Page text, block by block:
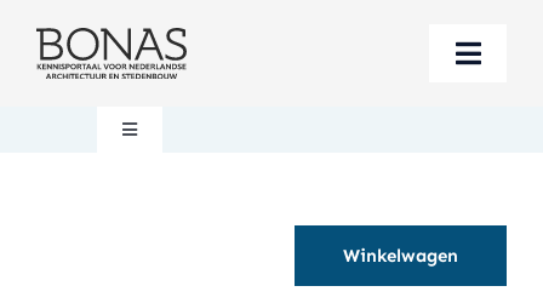
naar
Toggle
BerichtenToggle
Winkelwagen